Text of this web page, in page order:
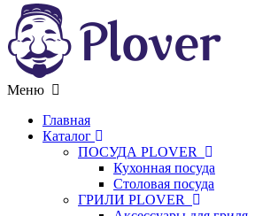
Меню
Главная
Каталог
ПОСУДА PLOVER
Кухонная посуда
Столовая посуда
ГРИЛИ PLOVER